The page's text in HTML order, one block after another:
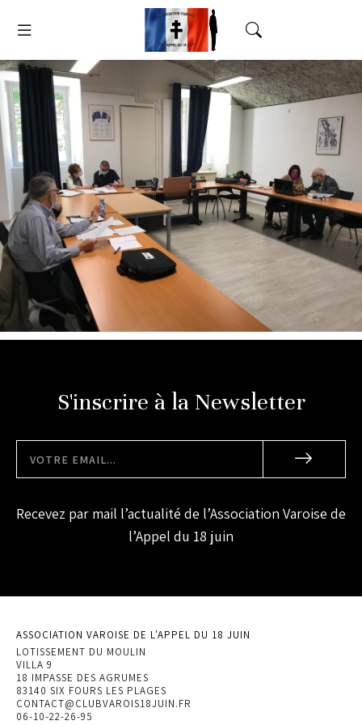
S'inscrire à la Newsletter
Recevez par mail l’actualité de l’Association Varoise de
l’Appel du 18 juin
ASSOCIATION VAROISE DE L'APPEL DU 18 JUIN
LOTISSEMENT DU MOULIN
VILLA 9
18 IMPASSE DES AGRUMES
83140 SIX FOURS LES PLAGES
CONTACT@CLUBVAROIS18JUIN.FR
06-10-22-26-95